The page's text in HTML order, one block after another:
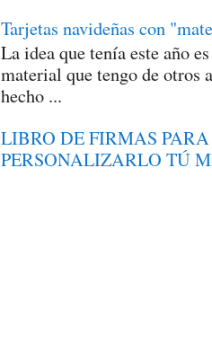
Tarjetas navideñas con
La idea que tenía este año
material que tengo de otros
hecho ...
LIBRO DE FIRMAS
PERSONALIZARLO TÚ